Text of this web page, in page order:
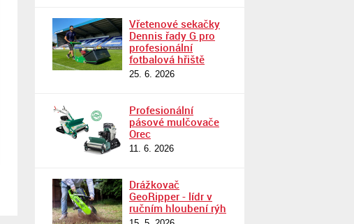
Vřetenové sekačky
Dennis řady G pro
profesionální
fotbalová hřiště
25. 6. 2026
Profesionální
pásové mulčovače
Orec
11. 6. 2026
Drážkovač
GeoRipper - lídr v
ručním hloubení rýh